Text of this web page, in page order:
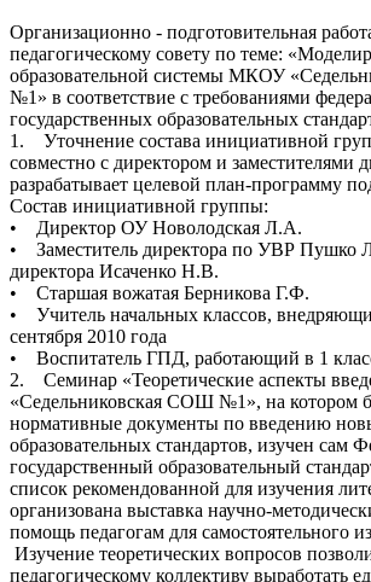
Организационно - подготовительная
педагогическому совету по теме:
образовательной системы МКОУ
№1» в соответствие с требованиями
государственных образовательных
1. Уточнение состава инициативной
совместно с директором и заместителями
разрабатывает целевой план-программу
Состав инициативной группы:
• Директор ОУ Новолодская Л.А.
• Заместитель директора по УВР Пушко
директора Исаченко Н.В.
• Старшая вожатая Берникова Г.Ф.
• Учитель начальных классов,
сентября 2010 года
• Воспитатель ГПД, работающий в 1
2. Семинар «Теоретические аспекты
«Седельниковская СОШ №1», на котором
нормативные документы по введению
образовательных стандартов, изучен сам
государственный образовательный
список рекомендованной для изучения
организована выставка научно-
помощь педагогам для самостоятельного
Изучение теоретических вопросов
педагогическому коллективу выработать